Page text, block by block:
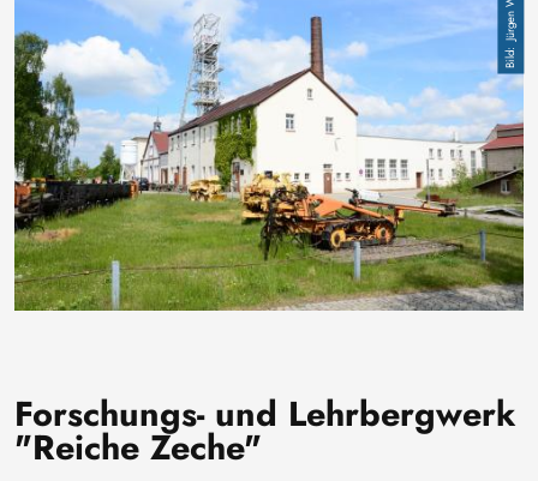
Forschungs- und Lehrbergwerk
"Reiche Zeche"